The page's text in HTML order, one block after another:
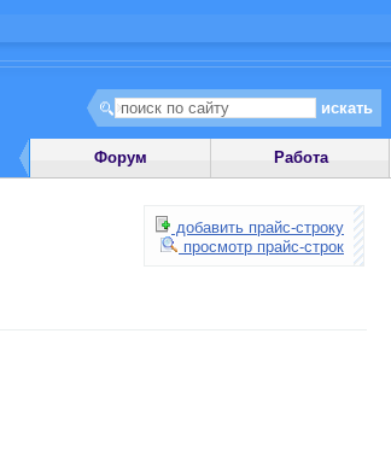
Форум Работа
добавить прайс-строку
просмотр прайс-строк